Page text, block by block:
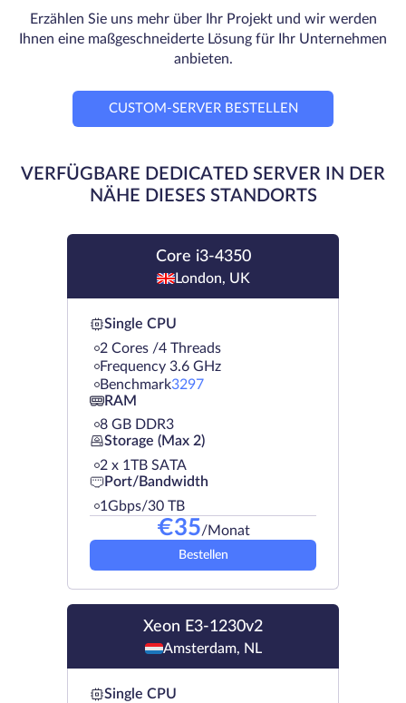
Erzählen Sie uns mehr über Ihr Projekt und wir werden
Ihnen eine maßgeschneiderte Lösung für Ihr Unternehmen
anbieten.
CUSTOM-SERVER BESTELLEN
VERFÜGBARE DEDICATED SERVER IN DER
NÄHE DIESES STANDORTS
Core i3-4350
London, UK
Single CPU
2 Cores /4 Threads
Frequency 3.6 GHz
Benchmark3297
RAM
8 GB DDR3
Storage (Max 2)
2 х 1TB SATA
Port/Bandwidth
1Gbps/30 TB
€35/Monat
Bestellen
Xeon E3-1230v2
Amsterdam, NL
Single CPU